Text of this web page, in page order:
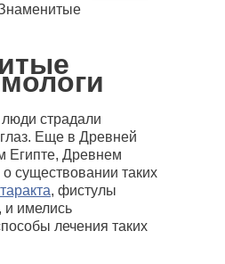
страдали
Еще в Древней
Египте, Древнем
существовании таких
, фистулы
и имелись
лечения таких